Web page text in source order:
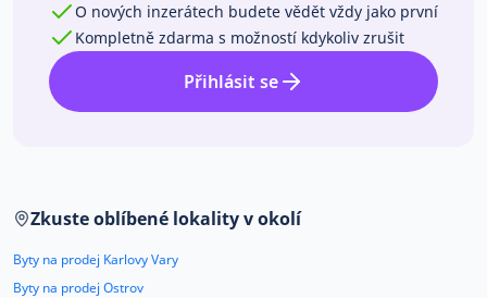
Okamžitý výkup
Přehled realitních makléřů
O nás
Kariéra
Kontakt
O nových inzerátech budete vědět vždy jako první
Kompletně zdarma s možností kdykoliv zrušit
Přihlásit se
Zkuste oblíbené lokality v okolí
Byty na prodej Karlovy Vary
Byty na prodej Ostrov